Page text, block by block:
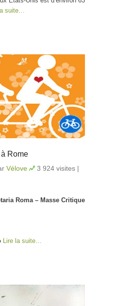
suite…
Rome
Vélove 3 924 visites |
Roma – Masse Critique
Lire la suite…